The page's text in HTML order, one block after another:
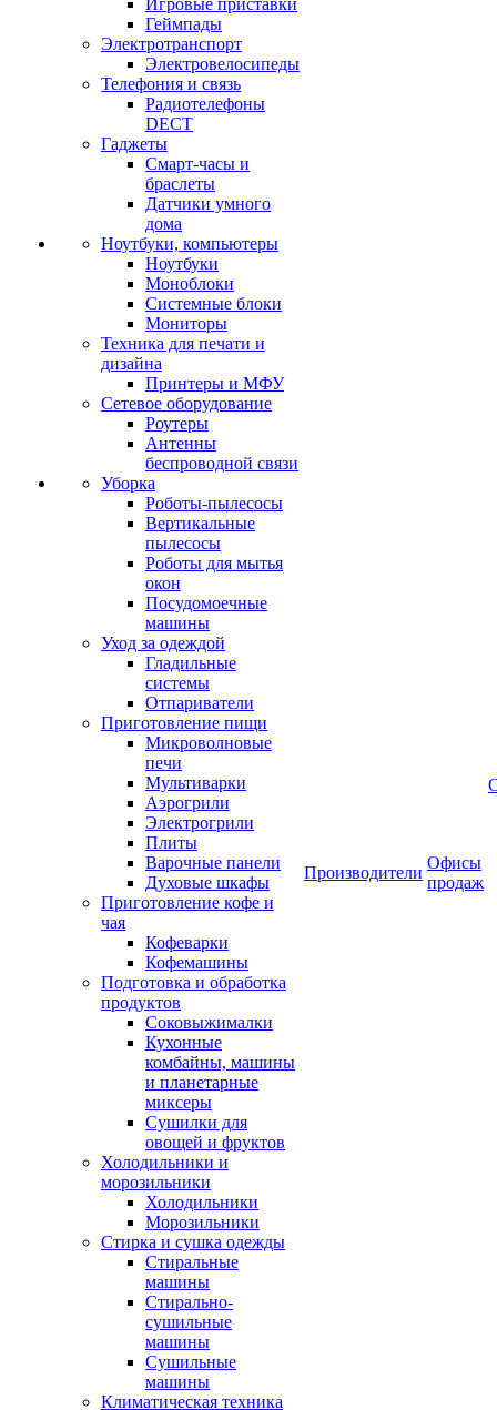
Игровые приставки
Геймпады
Электротранспорт
Электровелосипеды
Телефония и связь
Радиотелефоны
DECT
Гаджеты
Смарт-часы и
браслеты
Датчики умного
дома
Ноутбуки, компьютеры
Ноутбуки
Моноблоки
Системные блоки
Мониторы
Техника для печати и
дизайна
Принтеры и МФУ
Сетевое оборудование
Роутеры
Антенны
беспроводной связи
Уборка
Роботы-пылесосы
Вертикальные
пылесосы
Роботы для мытья
окон
Посудомоечные
машины
Уход за одеждой
Гладильные
системы
Отпариватели
Приготовление пищи
Микроволновые
печи
Мультиварки
Аэрогрили
Электрогрили
Плиты
Варочные панели
Духовые шкафы
Приготовление кофе и
чая
Кофеварки
Кофемашины
Подготовка и обработка
продуктов
Соковыжималки
Кухонные
комбайны, машины
и планетарные
миксеры
Сушилки для
овощей и фруктов
Холодильники и
морозильники
Холодильники
Морозильники
Стирка и сушка одежды
Стиральные
машины
Стирально-
сушильные
машины
Сушильные
машины
Климатическая техника
Производители
Офисы
продаж